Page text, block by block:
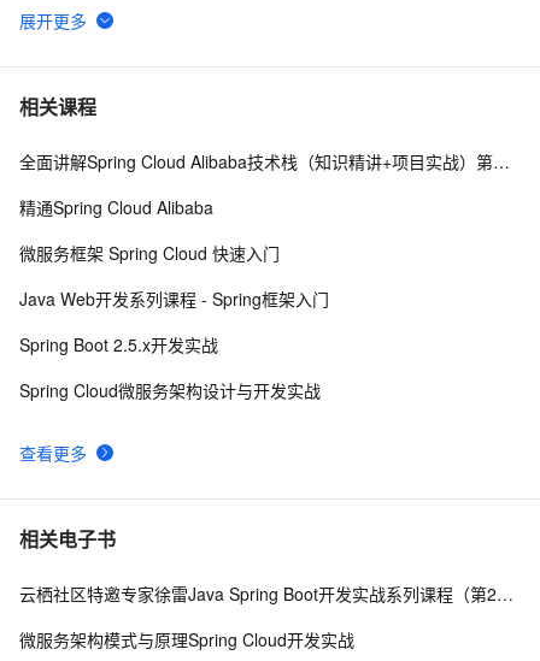
6
7 Spring事务传播行为
8 Spring security 586
10使用Spring Cloud Stream集成消息中间件
相关课程
查看更多
全面讲解Spring Cloud Alibaba技术栈（知识精讲+项目实战）第二阶段
精通Spring Cloud Alibaba
微服务框架 Spring Cloud 快速入门
Java Web开发系列课程 - Spring框架入门
Spring Boot 2.5.x开发实战
Spring Cloud微服务架构设计与开发实战
相关电子书
云栖社区特邀专家徐雷Java Spring Boot开发实战系列课程（第20讲）：经典面试题与阿里等名企内部招聘求职面试技巧
微服务架构模式与原理Spring Cloud开发实战